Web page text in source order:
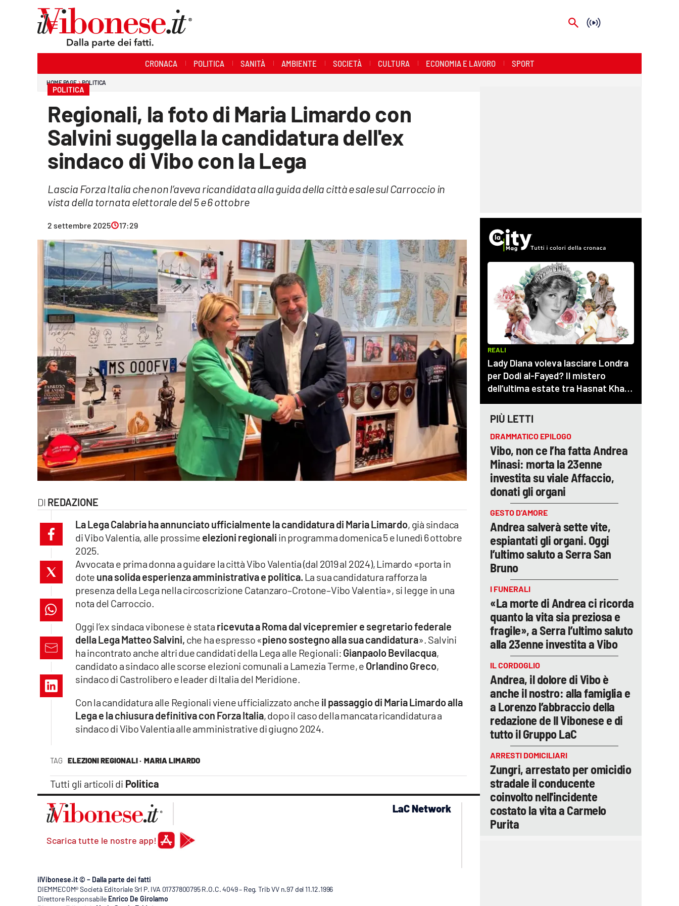
ilvibonese.it
catanzarochannel.it
lacapitalenews.it
CRONACA POLITICA SANITÀ AMBIENTE SOCIETÀ CULTURA ECONOMIA E LAVORO SPORT
HOME PAGE POLITICA
POLITICA
Regionali, la foto di Maria Limardo con
Salvini suggella la candidatura dell'ex
sindaco di Vibo con la Lega
Lascia Forza Italia che non l’aveva ricandidata alla guida della città e sale sul Carroccio in
vista della tornata elettorale del 5 e 6 ottobre
2 settembre 2025 17:29
REDAZIONE
TAG ELEZIONI REGIONALI · MARIA LIMARDO
Tutti gli articoli di Politica
La Lega Calabria ha annunciato ufficialmente la candidatura di Maria Limardo, già sindaca
di Vibo Valentia, alle prossime elezioni regionali in programma domenica 5 e lunedì 6 ottobre
2025.
Avvocata e prima donna a guidare la città Vibo Valentia (dal 2019 al 2024), Limardo «porta in
dote una solida esperienza amministrativa e politica. La sua candidatura rafforza la
presenza della Lega nella circoscrizione Catanzaro–Crotone–Vibo Valentia», si legge in una
nota del Carroccio.
Oggi l’ex sindaca vibonese è stata ricevuta a Roma dal vicepremier e segretario federale
della Lega Matteo Salvini, che ha espresso «pieno sostegno alla sua candidatura». Salvini
ha incontrato anche altri due candidati della Lega alle Regionali: Gianpaolo Bevilacqua,
candidato a sindaco alle scorse elezioni comunali a Lamezia Terme, e Orlandino Greco,
sindaco di Castrolibero e leader di Italia del Meridione.
Con la candidatura alle Regionali viene ufficializzato anche il passaggio di Maria Limardo alla
Legae la chiusura definitiva con Forza Italia, dopo il caso della mancata ricandidatura a
sindaco di Vibo Valentia alle amministrative di giugno 2024.
PIÙ LETTI
DRAMMATICO EPILOGO
Vibo, non ce l’ha fatta Andrea
Minasi: morta la 23enne
investita su viale Affaccio,
donati gli organi
GESTO D’AMORE
Andrea salverà sette vite,
espiantati gli organi. Oggi
l’ultimo saluto a Serra San
Bruno
I FUNERALI
«La morte di Andrea ci ricorda
quanto la vita sia preziosa e
fragile», a Serra l’ultimo saluto
alla 23enne investita a Vibo
IL CORDOGLIO
Andrea, il dolore di Vibo è
anche il nostro: alla famiglia e
a Lorenzo l’abbraccio della
redazione de Il Vibonese e di
tutto il Gruppo LaC
ARRESTI DOMICILIARI
Zungri, arrestato per omicidio
stradale il conducente
coinvolto nell'incidente
costato la vita a Carmelo
Purita
Scarica tutte le nostre app!
LaC Network
lacplay.it
lactv.it
laconair.it
lacitymag.it
ilVibonese.it © – Dalla parte dei fatti
DIEMMECOM® Società Editoriale Srl P. IVA 01737800795 R.O.C. 4049 – Reg. Trib VV n.97 del 11.12.1996
Direttore Responsabile Enrico De Girolamo